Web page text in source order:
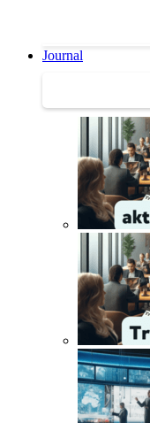
Journal